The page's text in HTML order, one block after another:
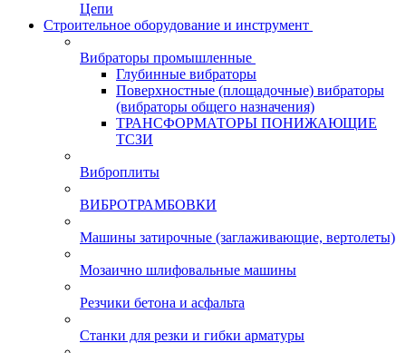
Цепи
Строительное оборудование и инструмент
Вибраторы промышленные
Глубинные вибраторы
Поверхностные (площадочные) вибраторы
(вибраторы общего назначения)
ТРАНСФОРМАТОРЫ ПОНИЖАЮЩИЕ
ТСЗИ
Виброплиты
ВИБРОТРАМБОВКИ
Машины затирочные (заглаживающие, вертолеты)
Мозаично шлифовальные машины
Резчики бетона и асфальта
Станки для резки и гибки арматуры